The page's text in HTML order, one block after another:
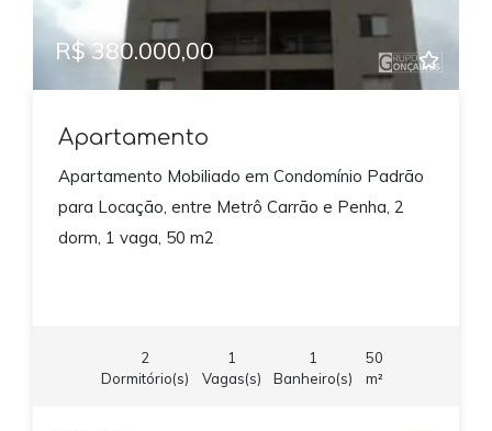
R$ 380.000,00
Apartamento
Apartamento Mobiliado em Condomínio Padrão
para Locação, entre Metrô Carrão e Penha, 2
dorm, 1 vaga, 50 m2
2
Dormitório(s)
1
Vagas(s)
1
Banheiro(s)
50
m²